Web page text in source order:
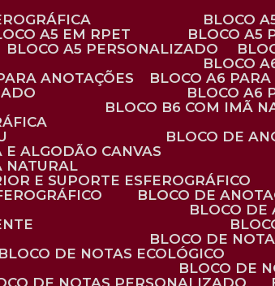
BLOCO
A5 EM RPET
BLOCO
BLOCO A5 PERSONALIZADO
BLOCO
ANOTAÇÕES
BLOCO A6
BLOCO
BLOCO B6 COM IMÃ
BLOCO DE
E ALGODÃO CANVAS
NATURAL
E SUPORTE ESFEROGRÁFICO
BLOCO DE
BLOCO
BLOCO DE
BLOCO DE NOTAS ECOLÓGICO
BLOCO DE
DE NOTAS PERSONALIZADO